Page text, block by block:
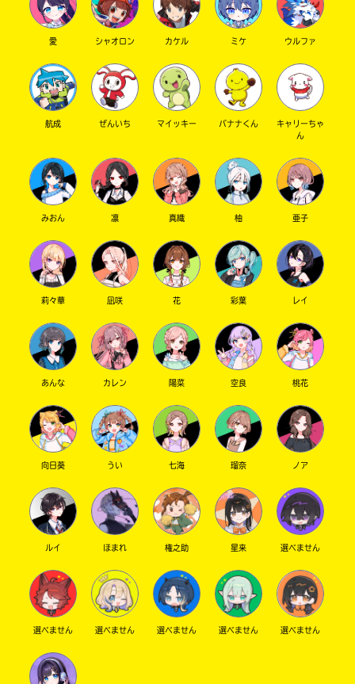
う！
とにかくお姉ちゃん気質がすごくて…
好きです♡
File10 yuzu 刹那
私の大切な、大切なポプ友。
ずっとずっと待ってます。
File11 めいめい
私のお姉ちゃん的存在。
明るくってかっこよくて最高のポプ友です。
File12 れもねーど
とにかくたくさん話したね？！
小説部でも…楽しかったなあ。
気が合うポプ友。
File13 魔月
古参勢。
大切なポプ友。
返信をしなくなった時の魔月も大好き。
また戻ってきてね〜！
はるみとコメント同じになっちゃうけども…
かわいい後輩ちゃん！！！
住民歴は微妙なのかな…yuriの方が先だったっ
けな。
かわいいかわいい良い子なのです！
File15 ミナ
ミナはかわいい！！！
とにかくかわいい！
もう純粋なんだよねえ…
愛 シャオロン カケル ミケ ウルファ
航成 ぜんいち マイッキー バナナくん
キャリーちゃ
ん
みおん 凛 真織 柚 亜子
莉々華 凪咲 花 彩葉 レイ
あんな カレン 陽菜 空良 桃花
向日葵 うい 七海 瑠奈 ノア
ルイ ほまれ 権之助 星来 選べません
選べません 選べません 選べません 選べません 選べません